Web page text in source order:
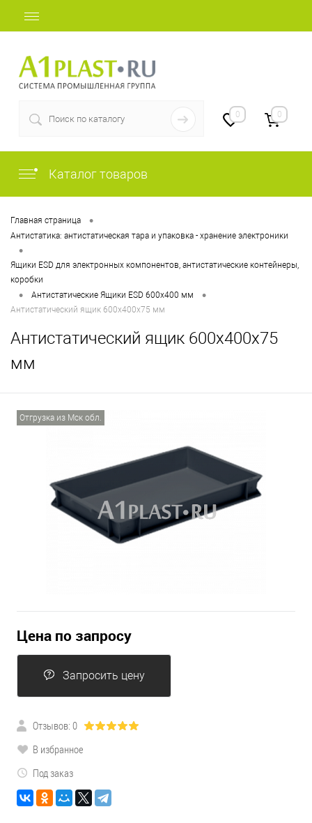
0 0
Каталог товаров
Главная страница •
Антистатика: антистатическая тара и упаковка - хранение электроники
•
Ящики ESD для электронных компонентов, антистатические контейнеры,
коробки
• Антистатические Ящики ESD 600х400 мм •
Антистатический ящик 600х400х75 мм
Антистатический ящик 600х400х75
мм
Отгрузка из Мск обл.
Цена по запросу
Запросить цену
Отзывов: 0
В избранное
Под заказ